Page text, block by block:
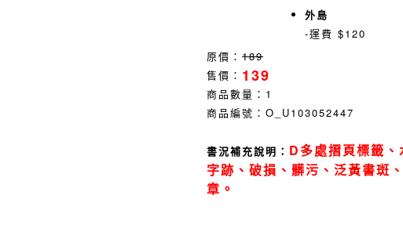
外島
-運費 $120
原價： 189
售價： 139
商品數量： 1
商品編號： O_U103052447
書況補充說明： D多處摺頁標籤、
字跡、破損、髒污、泛黃書斑
章。